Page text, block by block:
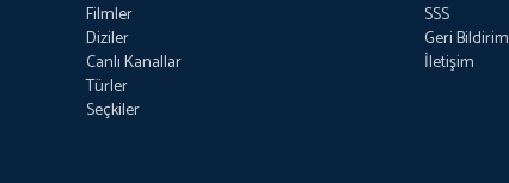
Filmler
Diziler
Canlı Kanallar
Türler
Seçkiler
SSS
Geri Bildirim
İletişim